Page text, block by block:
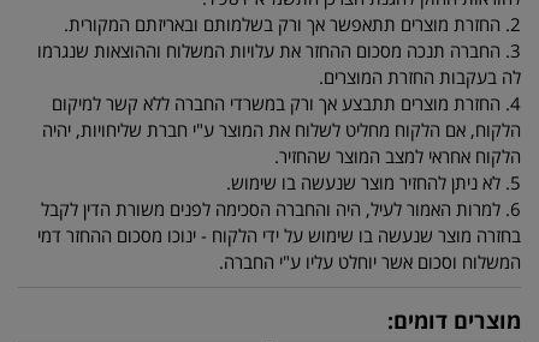
2. החזרת מוצרים תתאפשר אך ורק בשלמותם ובאריזתם המקורית.
3. החברה תנכה מסכום ההחזר את עלויות המשלוח וההוצאות שנגרמו
לה בעקבות החזרת המוצרים.
4. החזרת מוצרים תתבצע אך ורק במשרדי החברה ללא קשר למיקום
הלקוח, אם הלקוח מחליט לשלוח את המוצר ע"י חברת שליחויות, יהיה
הלקוח אחראי למצב המוצר שהחזיר.
5. לא ניתן להחזיר מוצר שנעשה בו שימוש.
6. למרות האמור לעיל, היה והחברה הסכימה לפנים משורת הדין לקבל
בחזרה מוצר שנעשה בו שימוש על ידי הלקוח - ינוכו מסכום ההחזר דמי
המשלוח וסכום אשר יוחלט עליו ע"י החברה.
מוצרים דומים: